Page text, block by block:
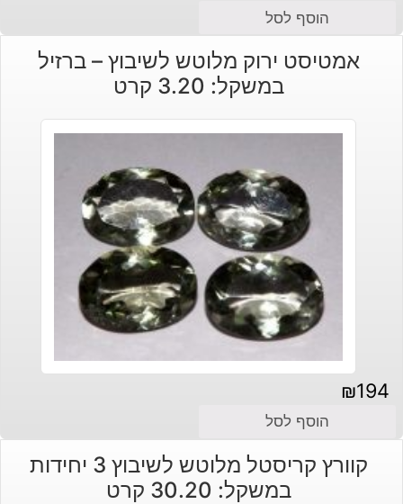
הוסף לסל
אמטיסט ירוק מלוטש לשיבוץ – ברזיל
במשקל: 3.20 קרט
₪194
הוסף לסל
קוורץ קריסטל מלוטש לשיבוץ 3 יחידות
במשקל: 30.20 קרט